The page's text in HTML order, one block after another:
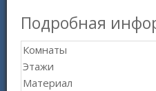
Подробная
Комнаты
Этажи
Материал